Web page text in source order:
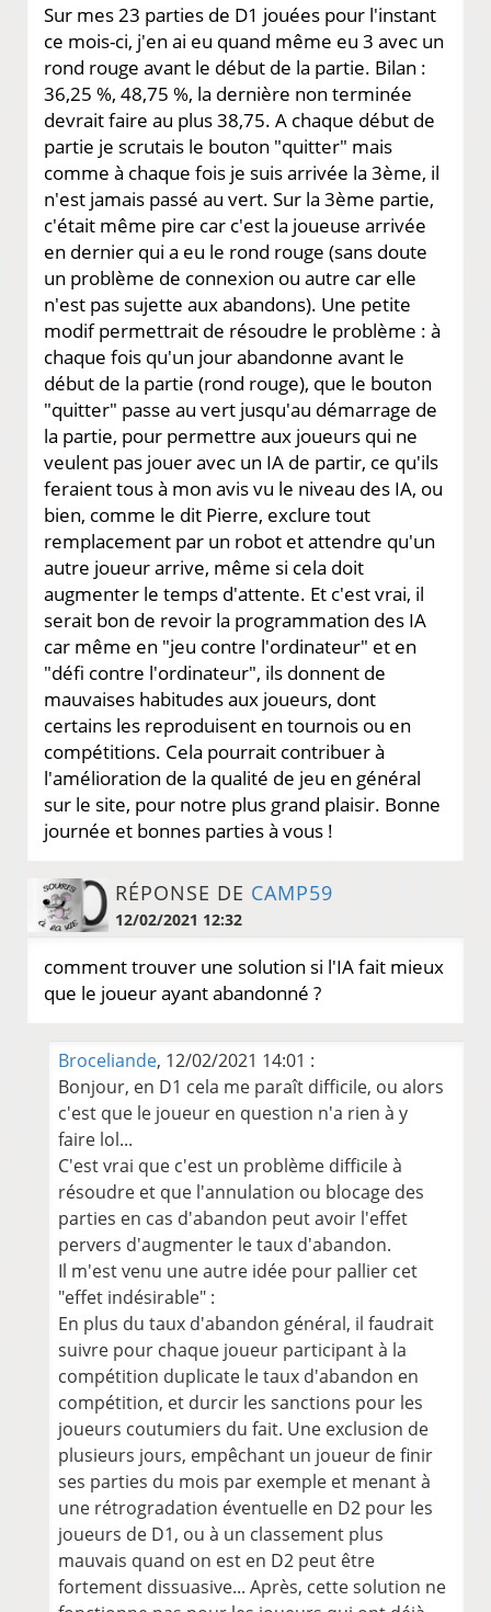
Sur mes 23 parties de D1 jouées pour l'instant
ce mois-ci, j'en ai eu quand même eu 3 avec un
rond rouge avant le début de la partie. Bilan :
36,25 %, 48,75 %, la dernière non terminée
devrait faire au plus 38,75. A chaque début de
partie je scrutais le bouton "quitter" mais
comme à chaque fois je suis arrivée la 3ème, il
n'est jamais passé au vert. Sur la 3ème partie,
c'était même pire car c'est la joueuse arrivée
en dernier qui a eu le rond rouge (sans doute
un problème de connexion ou autre car elle
n'est pas sujette aux abandons). Une petite
modif permettrait de résoudre le problème : à
chaque fois qu'un jour abandonne avant le
début de la partie (rond rouge), que le bouton
"quitter" passe au vert jusqu'au démarrage de
la partie, pour permettre aux joueurs qui ne
veulent pas jouer avec un IA de partir, ce qu'ils
feraient tous à mon avis vu le niveau des IA, ou
bien, comme le dit Pierre, exclure tout
remplacement par un robot et attendre qu'un
autre joueur arrive, même si cela doit
augmenter le temps d'attente. Et c'est vrai, il
serait bon de revoir la programmation des IA
car même en "jeu contre l'ordinateur" et en
"défi contre l'ordinateur", ils donnent de
mauvaises habitudes aux joueurs, dont
certains les reproduisent en tournois ou en
compétitions. Cela pourrait contribuer à
l'amélioration de la qualité de jeu en général
sur le site, pour notre plus grand plaisir. Bonne
journée et bonnes parties à vous !
RÉPONSE DE CAMP59
12/02/2021 12:32
comment trouver une solution si l'IA fait mieux
que le joueur ayant abandonné ?
Broceliande, 12/02/2021 14:01 :
Bonjour, en D1 cela me paraît difficile, ou alors
c'est que le joueur en question n'a rien à y
faire lol...
C'est vrai que c'est un problème difficile à
résoudre et que l'annulation ou blocage des
parties en cas d'abandon peut avoir l'effet
pervers d'augmenter le taux d'abandon.
Il m'est venu une autre idée pour pallier cet
"effet indésirable" :
En plus du taux d'abandon général, il faudrait
suivre pour chaque joueur participant à la
compétition duplicate le taux d'abandon en
compétition, et durcir les sanctions pour les
joueurs coutumiers du fait. Une exclusion de
plusieurs jours, empêchant un joueur de finir
ses parties du mois par exemple et menant à
une rétrogradation éventuelle en D2 pour les
joueurs de D1, ou à un classement plus
mauvais quand on est en D2 peut être
fortement dissuasive... Après, cette solution ne